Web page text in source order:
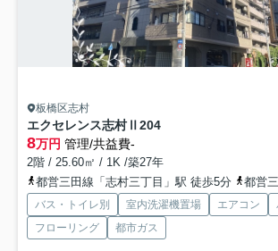
板橋区志村
エクセレンス志村Ⅱ 204
8万円 管理/共益費-
2階 / 25.60㎡ / 1K /築27年
都営三田線「志村三丁目」駅 徒歩5分
都営三
バス・トイレ別 室内洗濯機置場 エアコン
フローリング
都市ガス